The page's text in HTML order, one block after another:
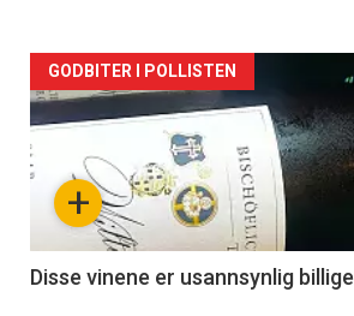
Forsiden
akkurat
nå
3
+
GODBITER I POLLISTEN
Disse vinene er usannsynlig billige